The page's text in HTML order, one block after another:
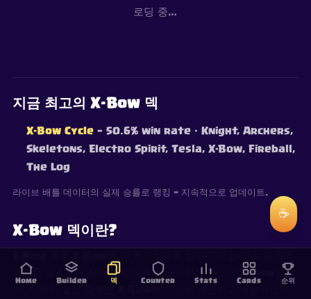
로딩 중…
지금 최고의 X-Bow 덱
X-Bow Cycle — 50.6% win rate · Knight, Archers,
Skeletons, Electro Spirit, Tesla, X-Bow, Fireball,
The Log
라이브 배틀 데이터의 실제 승률로 랭킹 — 지속적으로 업데이트.
X-Bow 덱이란?
축으로 보호하며 상대 타워까지 보내야 하는 카드가 X-Bow입니
Home Builder 덱 Counter Stats Cards 순위
☕